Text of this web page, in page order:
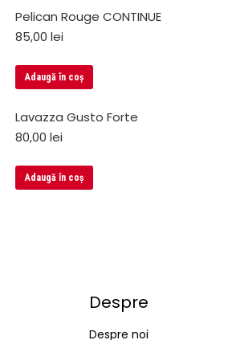
Pelican Rouge CONTINUE
85,00 lei
Adaugă în coș
Lavazza Gusto Forte
80,00 lei
Adaugă în coș
Despre
Despre noi